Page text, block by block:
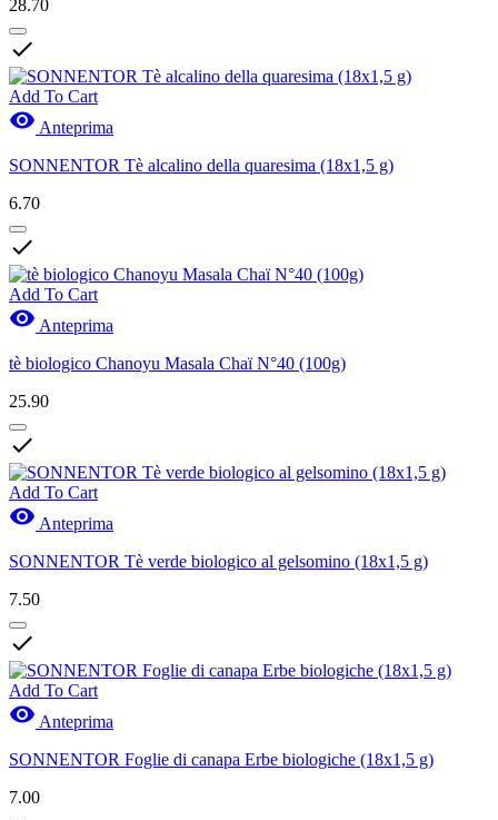
28.70

Add To Cart
 Anteprima
SONNENTOR Tè alcalino della quaresima (18x1,5 g)
6.70

Add To Cart
 Anteprima
tè biologico Chanoyu Masala Chaï N°40 (100g)
25.90

Add To Cart
 Anteprima
SONNENTOR Tè verde biologico al gelsomino (18x1,5 g)
7.50

Add To Cart
 Anteprima
SONNENTOR Foglie di canapa Erbe biologiche (18x1,5 g)
7.00